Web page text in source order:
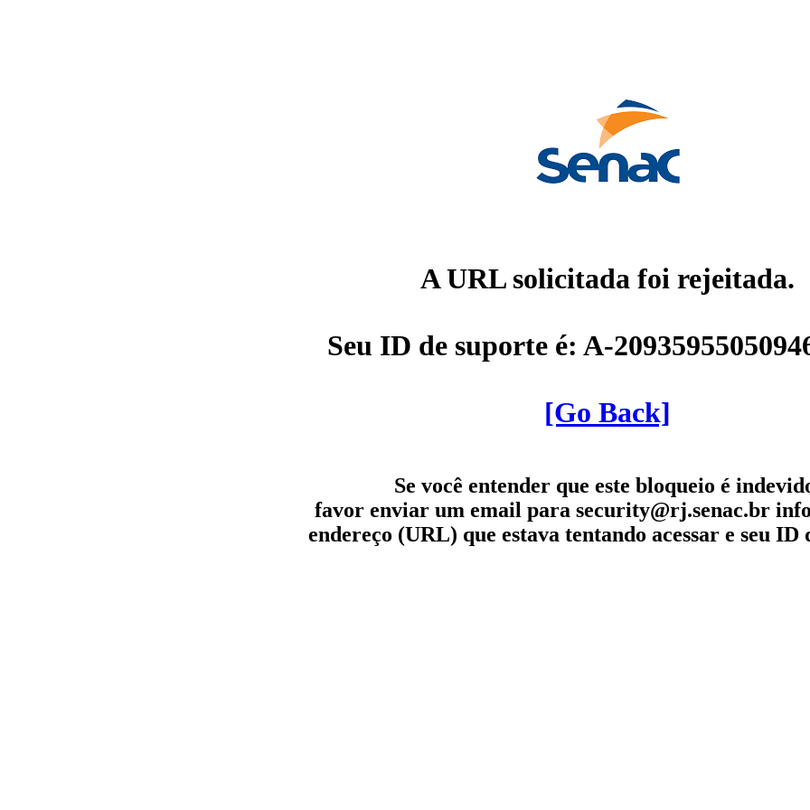
A URL solicitada foi rejeitada.
Seu ID de suporte é: A-
[Go Back]
Se você entender que este bloqueio é
favor enviar um email para security@rj.senac.br
endereço (URL) que estava tentando acessar e seu ID